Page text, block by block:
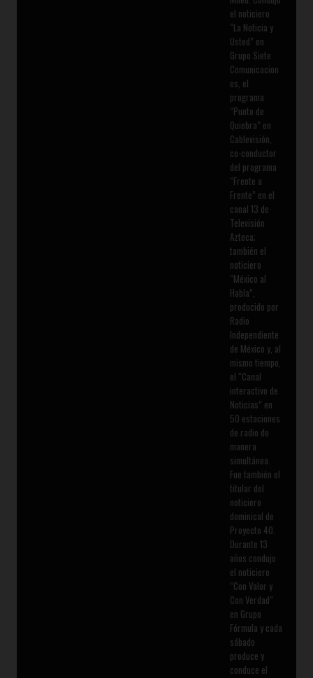
el noticiero
“La Noticia y
Usted” en
Grupo Siete
Comunicacion
es, el
programa
“Punto de
Quiebra” en
Cablevisión,
co-conductor
del programa
“Frente a
Frente” en el
canal 13 de
Televisión
Azteca;
también el
noticiero
“México al
Habla”,
producido por
Radio
Independiente
de México y, al
mismo tiempo,
el “Canal
interactivo de
Noticias” en
50 estaciones
de radio de
manera
simultánea.
Fue también el
titular del
noticiero
dominical de
Proyecto 40.
Durante 13
años condujo
el noticiero
“Con Valor y
Con Verdad”
en Grupo
Fórmula y cada
sábado
produce y
conduce el